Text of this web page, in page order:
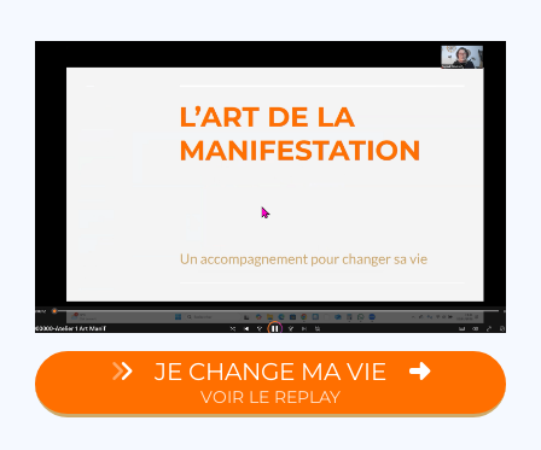
JE CHANGE MA VIE
VOIR LE REPLAY